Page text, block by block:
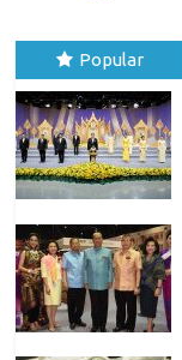
Popular